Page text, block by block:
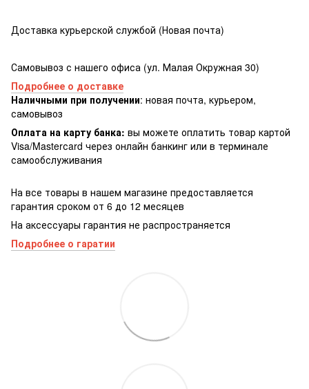
Доставка курьерской службой (Новая почта)
Самовывоз с нашего офиса (ул. Малая Окружная 30)
Подробнее о доставке
Наличными при получении: новая почта, курьером,
самовывоз
Оплата на карту банка: вы можете оплатить товар картой
Visa/Masterсard через онлайн банкинг или в терминале
самообслуживания
На все товары в нашем магазине предоставляется
гарантия сроком от 6 до 12 месяцев
На аксессуары гарантия не распространяется
Подробнее о гаратии